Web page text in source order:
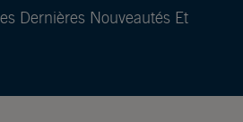
Dernières Nouveautés Et